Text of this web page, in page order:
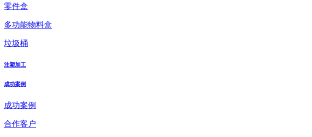
零件盒
多功能物料盒
垃圾桶
注塑加工
成功案例
成功案例
合作客户